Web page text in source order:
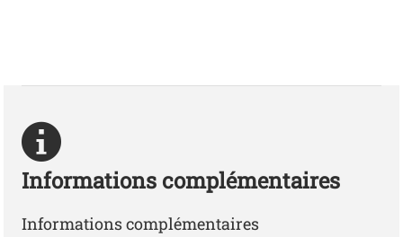
Informations complémentaires
Informations complémentaires